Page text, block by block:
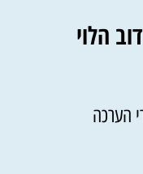
הלוי
הערכה